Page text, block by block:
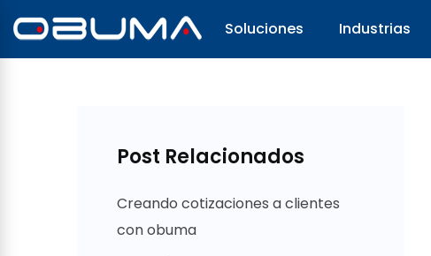
Soluciones Industrias
Post Relacionados
Creando cotizaciones a clientes
con obuma